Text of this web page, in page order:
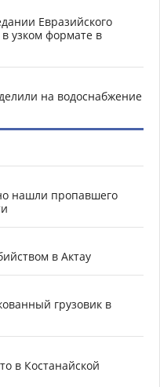
Евразийского
узком формате в
на водоснабжение
нашли пропавшего
в Актау
грузовик в
в Костанайской